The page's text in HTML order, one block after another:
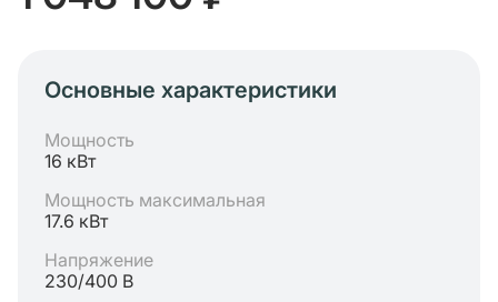
Основные характеристики
Мощность
16 кВт
Мощность максимальная
17.6 кВт
Напряжение
230/400 В